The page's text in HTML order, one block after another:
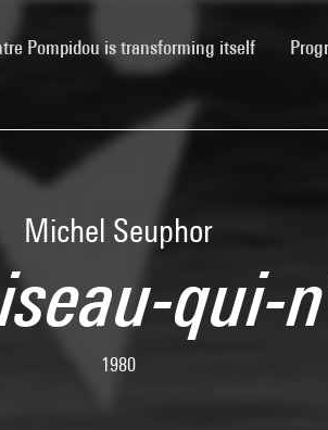
Pompidou is transforming itself(current)
Michel Seuphor
qui-
1980